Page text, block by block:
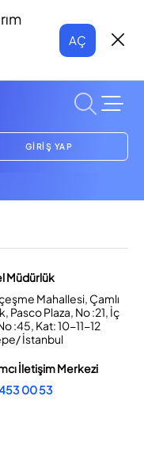
AÇ
GİRİŞ YAP
Müdürlük
Mahallesi, Çamlı
Pasco Plaza, No :21, İç
:45, Kat: 10-11-12
İstanbul
İletişim Merkezi
00 53